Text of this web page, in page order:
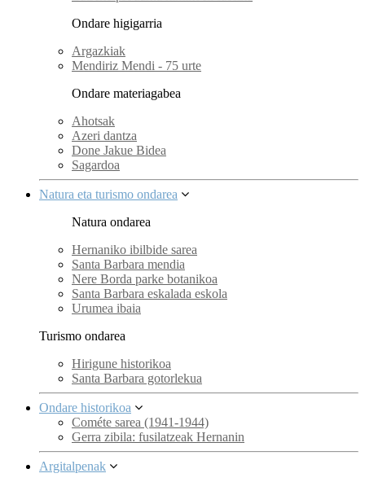
Ondare higigarria
Argazkiak
Mendiriz Mendi - 75 urte
Ondare materiagabea
Ahotsak
Azeri dantza
Done Jakue Bidea
Sagardoa
Natura eta turismo ondarea
Natura ondarea
Hernaniko ibilbide sarea
Santa Barbara mendia
Nere Borda parke botanikoa
Santa Barbara eskalada eskola
Urumea ibaia
Turismo ondarea
Hirigune historikoa
Santa Barbara gotorlekua
Ondare historikoa
Cométe sarea (1941-1944)
Gerra zibila: fusilatzeak Hernanin
Argitalpenak